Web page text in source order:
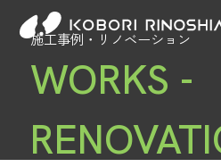
施工事例・リノベーション
WORKS -